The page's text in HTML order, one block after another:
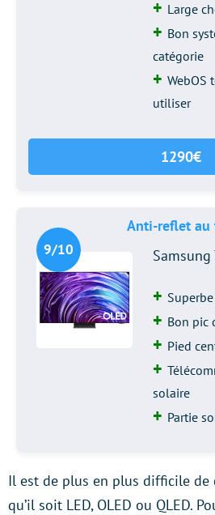
Large
Bon
catégorie
WebOS
utiliser
1290€
Anti-reflet au
9/10 Samsung
Bon pic
Pied
solaire
Partie
Il est de plus en plus difficile de
qu’il soit LED, OLED ou QLED.